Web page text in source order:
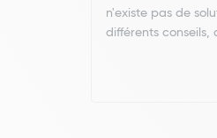
n'existe pas de
différents conseils,